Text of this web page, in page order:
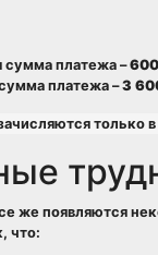
сумма платежа –
платежа –3
только в
же появляются
что: